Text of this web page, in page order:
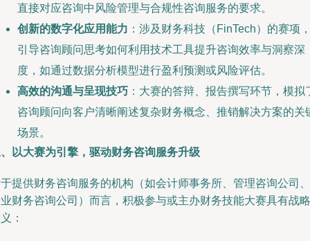
直接对应咨询中风险管理与合规性咨询服务的要求。
创新的数字化应用能力 ：涉及财务科技（FinTech）的赛项
引导咨询顾问思考如何利用技术工具提升咨询效率与洞察深
度，如通过数据分析模型进行盈利预测或风险评估。
高效的沟通与呈现技巧 ：大赛的答辩、报告撰写环节，模拟
咨询顾问向客户清晰阐述复杂财务概念、推销解决方案的关
场景。
以大赛为引擎，驱动财务咨询服务升级
提供财务咨询服务的机构（如会计师事务所、管理咨询公司、
财务咨询公司）而言，积极参与或主办财务技能大赛具有战略
：